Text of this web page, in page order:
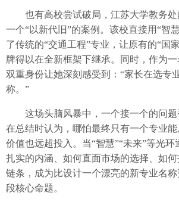
也有高校尝试破局，江苏大学教务处
一个“以新代旧”的案例。该校直接用“智
了传统的“交通工程”专业，让原有的“国
牌得以在全新框架下继承。同时，作为一
双重身份让她深刻感受到：“家长在选专
称。”
这场头脑风暴中，一个接一个的问题
在总结时认为，哪怕最终只有一个专业
价值也远超投入。当“智慧”“未来”等光
扎实的内涵、如何直面市场的选择、如
链条，成为比设计一个漂亮的新专业名称
段核心命题。